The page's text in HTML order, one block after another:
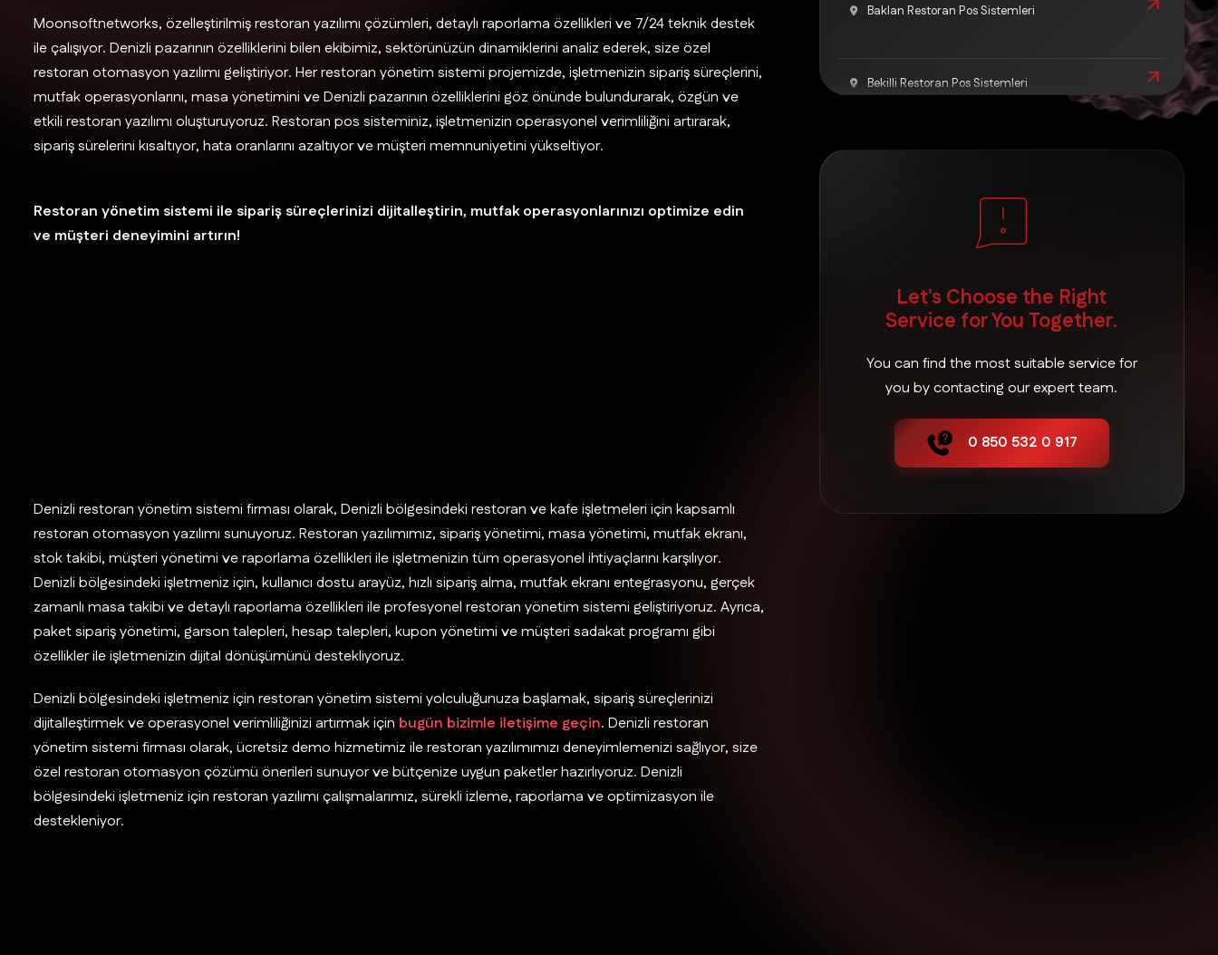
Moonsoftnetworks, özelleştirilmiş restoran yazılımı çözümleri, detaylı raporlama özellikleri ve 7/24 teknik destek
ile çalışıyor. Denizli pazarının özelliklerini bilen ekibimiz, sektörünüzün dinamiklerini analiz ederek, size özel
restoran otomasyon yazılımı geliştiriyor. Her restoran yönetim sistemi projemizde, işletmenizin sipariş süreçlerini,
mutfak operasyonlarını, masa yönetimini ve Denizli pazarının özelliklerini göz önünde bulundurarak, özgün ve
etkili restoran yazılımı oluşturuyoruz. Restoran pos sisteminiz, işletmenizin operasyonel verimliliğini artırarak,
sipariş sürelerini kısaltıyor, hata oranlarını azaltıyor ve müşteri memnuniyetini yükseltiyor.
Restoran yönetim sistemi ile sipariş süreçlerinizi dijitalleştirin, mutfak operasyonlarınızı optimize edin
ve müşteri deneyimini artırın!
Denizli restoran yönetim sistemi firması olarak, Denizli bölgesindeki restoran ve kafe işletmeleri için kapsamlı
restoran otomasyon yazılımı sunuyoruz. Restoran yazılımımız, sipariş yönetimi, masa yönetimi, mutfak ekranı,
stok takibi, müşteri yönetimi ve raporlama özellikleri ile işletmenizin tüm operasyonel ihtiyaçlarını karşılıyor.
Denizli bölgesindeki işletmeniz için, kullanıcı dostu arayüz, hızlı sipariş alma, mutfak ekranı entegrasyonu, gerçek
zamanlı masa takibi ve detaylı raporlama özellikleri ile profesyonel restoran yönetim sistemi geliştiriyoruz. Ayrıca,
paket sipariş yönetimi, garson talepleri, hesap talepleri, kupon yönetimi ve müşteri sadakat programı gibi
özellikler ile işletmenizin dijital dönüşümünü destekliyoruz.
Denizli bölgesindeki işletmeniz için restoran yönetim sistemi yolculuğunuza başlamak, sipariş süreçlerinizi
dijitalleştirmek ve operasyonel verimliliğinizi artırmak için bugün bizimle iletişime geçin. Denizli restoran
yönetim sistemi firması olarak, ücretsiz demo hizmetimiz ile restoran yazılımımızı deneyimlemenizi sağlıyor, size
özel restoran otomasyon çözümü önerileri sunuyor ve bütçenize uygun paketler hazırlıyoruz. Denizli
bölgesindeki işletmeniz için restoran yazılımı çalışmalarımız, sürekli izleme, raporlama ve optimizasyon ile
destekleniyor.
Baklan Restoran Pos Sistemleri
Bekilli Restoran Pos Sistemleri
Bozkurt Restoran Pos Sistemleri
Buldan Restoran Pos Sistemleri
Çal Restoran Pos Sistemleri
Çameli Restoran Pos Sistemleri
Çardak Restoran Pos Sistemleri
Let's Choose the Right
Service for You Together.
You can find the most suitable service for
you by contacting our expert team.
0 850 532 0 917